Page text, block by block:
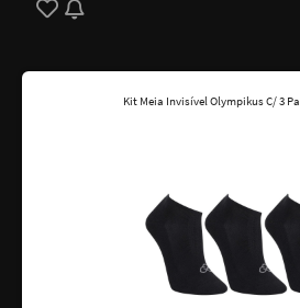
Kit Meia Invisível Olympikus C/ 3